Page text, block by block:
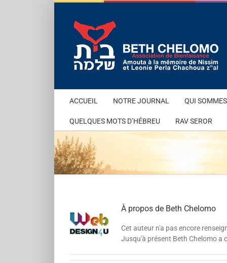
ACCUEIL NOTRE JOURNAL QUI
QUELQUES MOTS D’HÉBREU RAV SEROR
À propos de Beth Chelomo
Cet auteur n'a pas encore
Jusqu'à présent Beth Chelomo a